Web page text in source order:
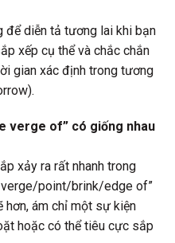
để diễn tả tương lai khi bạn
xếp cụ thể và chắc chắn
gian xác định trong tương
verge of” có giống nhau
xảy ra rất nhanh trong
verge/point/brink/edge of”
hơn, ám chỉ một sự kiện
hoặc có thể tiêu cực sắp